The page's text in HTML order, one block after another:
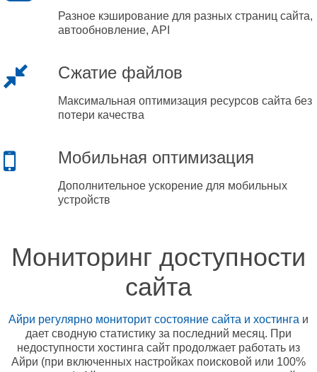
Разное кэширование для разных страниц сайта,
автообновление, API
Сжатие файлов
Максимальная оптимизация ресурсов сайта без
потери качества
Мобильная оптимизация
Дополнительное ускорение для мобильных
устройств
Мониторинг доступности
сайта
Айри регулярно мониторит состояние сайта и хостинга и
дает сводную статистику за последний месяц. При
недоступности хостинга сайт продолжает работать из
Айри (при включенных настройках поисковой или 100%